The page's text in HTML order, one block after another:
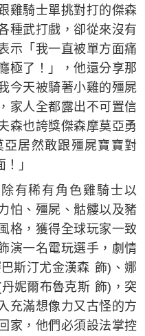
雞騎士單挑對打的傑森
種武打戲，卻從來沒有
示「我一直被單方面痛
極了！」，他還分享那
今天被騎著小雞的殭屍
家人全都露出不可置信
森也誇獎傑森摩莫亞勇
居然敢跟殭屍寶寶對
」
除有稀有角色雞騎士以
怕、殭屍、骷髏以及豬
格，獲得全球玩家一致
演一名電玩選手，劇情
斯汀尤金漢森 飾)、娜
妮爾布魯克斯 飾)，突
充滿想像力又古怪的方
家，他們必須設法掌控